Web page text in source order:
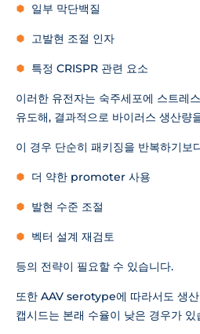
일부 막단백질
고발현 조절 인자
특정 CRISPR 관련 요소
이러한 유전자는 숙주세포에 스트레
유도해, 결과적으로 바이러스 생산량
이 경우 단순히 패키징을 반복하기보
더 약한 promoter 사용
발현 수준 조절
벡터 설계 재검토
등의 전략이 필요할 수 있습니다.
또한 AAV serotype에 따라서도 생
캡시드는 본래 수율이 낮은 경우가 있